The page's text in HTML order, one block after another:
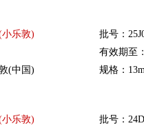
乐敦)
(中国)
批号：
有效期至
规格：
乐敦)
批号：